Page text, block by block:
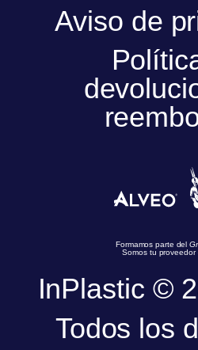
Aviso de
Formamos parte del
Somos tu proveedor
InPlastic ©
Todos los